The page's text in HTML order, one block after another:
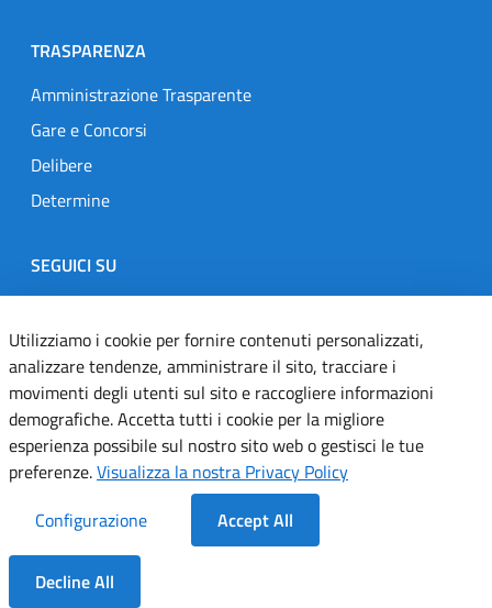
TRASPARENZA
Amministrazione Trasparente
Gare e Concorsi
Delibere
Determine
SEGUICI SU
Designers Italia
TwitterInstagramYoutubeLinkedin
Dichiarazione di accessibilità
Informativa cookie
Note legali
Servizi Applicativi
Utilizziamo i cookie per fornire contenuti personalizzati,
analizzare tendenze, amministrare il sito, tracciare i
movimenti degli utenti sul sito e raccogliere informazioni
demografiche. Accetta tutti i cookie per la migliore
esperienza possibile sul nostro sito web o gestisci le tue
preferenze.Visualizza la nostra Privacy Policy
Configurazione
Accept All
Decline All